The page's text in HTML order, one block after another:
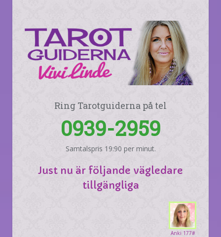
Ring Tarotguiderna på tel
0939-2959
Samtalspris 19:90 per minut.
Just nu är följande vägledare
tillgängliga
Anki 177#